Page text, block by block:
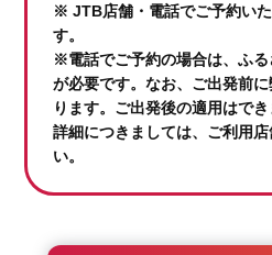
※ JTB店舗・電話でご予約い
す。
※電話でご予約の場合は、ふ
が必要です。なお、ご出発前
ります。ご出発後の適用はでき
詳細につきましては、ご利用
い。